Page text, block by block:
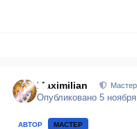
Maximilian Мастер
Опубликовано5
АВТОР МАСТЕР